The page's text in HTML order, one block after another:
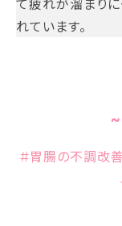
れています。
#胃腸の不調